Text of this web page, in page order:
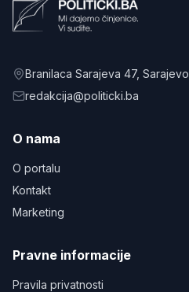
Branilaca Sarajeva 47, Sarajevo
redakcija@politicki.ba
O nama
O portalu
Kontakt
Marketing
Pravne informacije
Pravila privatnosti